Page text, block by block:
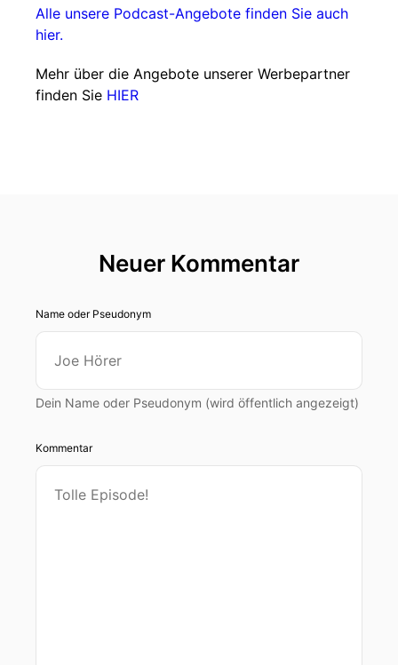
Alle unsere Podcast-Angebote finden Sie auch
hier.
Mehr über die Angebote unserer Werbepartner
finden Sie HIER
Neuer Kommentar
Name oder Pseudonym
Dein Name oder Pseudonym (wird öffentlich angezeigt)
Kommentar